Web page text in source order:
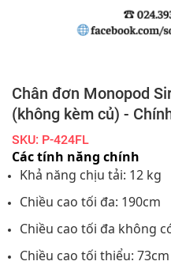
Chân đơn Monopod
(không kèm củ) -
SKU: P-424FL
Các tính năng chính
Khả năng chịu tải: 12 kg
Chiều cao tối đa: 190cm
Chiều cao tối đa không
Chiều cao tối thiểu: 73cm